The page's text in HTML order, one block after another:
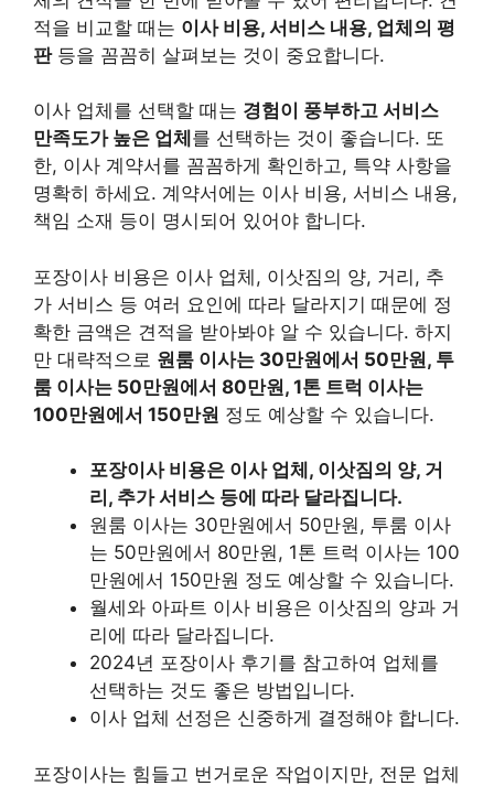
적을 비교할 때는 이사 비용, 서비스 내용, 업체의 평
판등을 꼼꼼히 살펴보는 것이 중요합니다.
이사 업체를 선택할 때는 경험이 풍부하고 서비스
만족도가 높은 업체 를 선택하는 것이 좋습니다. 또
한, 이사 계약서를 꼼꼼하게 확인하고, 특약 사항을
명확히 하세요. 계약서에는 이사 비용, 서비스 내용,
책임 소재 등이 명시되어 있어야 합니다.
포장이사 비용은 이사 업체, 이삿짐의 양, 거리, 추
가 서비스 등 여러 요인에 따라 달라지기 때문에 정
확한 금액은 견적을 받아봐야 알 수 있습니다. 하지
만 대략적으로 원룸 이사는 30만원에서 50만원, 투
룸 이사는 50만원에서 80만원, 1톤 트럭 이사는
100만원에서 150만원 정도 예상할 수 있습니다.
포장이사 비용은 이사 업체, 이삿짐의 양, 거
리, 추가 서비스 등에 따라 달라집니다.
원룸 이사는 30만원에서 50만원, 투룸 이사
는 50만원에서 80만원, 1톤 트럭 이사는 100
만원에서 150만원 정도 예상할 수 있습니다.
월세와 아파트 이사 비용은 이삿짐의 양과 거
리에 따라 달라집니다.
2024년 포장이사 후기를 참고하여 업체를
선택하는 것도 좋은 방법입니다.
이사 업체 선정은 신중하게 결정해야 합니다.
포장이사는 힘들고 번거로운 작업이지만, 전문 업체